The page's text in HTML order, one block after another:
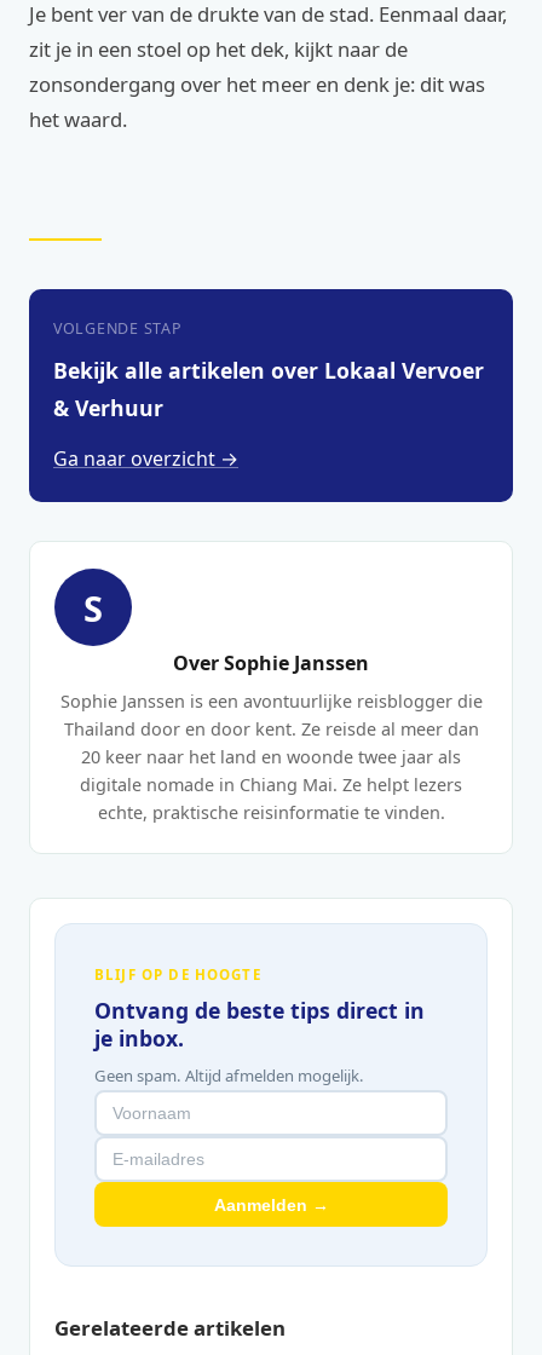
Je bent ver van de drukte van de stad. Eenmaal daar,
zit je in een stoel op het dek, kijkt naar de
zonsondergang over het meer en denk je: dit was
het waard.
VOLGENDE STAP
Bekijk alle artikelen over Lokaal Vervoer
& Verhuur
Ga naar overzicht →
S
Over Sophie Janssen
Sophie Janssen is een avontuurlijke reisblogger die
Thailand door en door kent. Ze reisde al meer dan
20 keer naar het land en woonde twee jaar als
digitale nomade in Chiang Mai. Ze helpt lezers
echte, praktische reisinformatie te vinden.
BLIJF OP DE HOOGTE
Ontvang de beste tips direct in
je inbox.
Geen spam. Altijd afmelden mogelijk.
Aanmelden →
Gerelateerde artikelen